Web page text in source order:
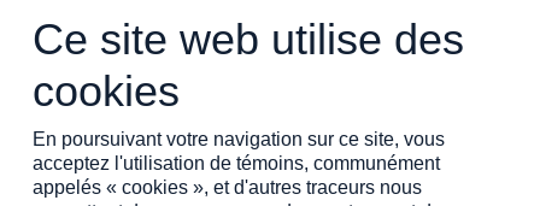
Nous travaillons très fort à mettre sur pied une
escouade de couturières et de couturiers qui sont
habiles et qui désirent transformer des vêtements et
Communiquez avec nous dès maintenant!
Ce site web utilise des
cookies
En poursuivant votre navigation sur ce site, vous
acceptez l'utilisation de témoins, communément
appelés « cookies », et d'autres traceurs nous